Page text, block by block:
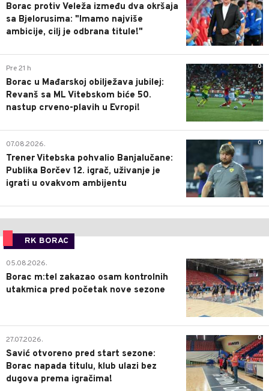
Borac protiv Veleža između dva okršaja
sa Bjelorusima: "Imamo najviše
ambicije, cilj je odbrana titule!"
0
Pre 21 h
Borac u Mađarskoj obilježava jubilej:
Revanš sa ML Vitebskom biće 50.
nastup crveno-plavih u Evropi!
0
07.08.2026.
Trener Vitebska pohvalio Banjalučane:
Publika Borčev 12. igrač, uživanje je
igrati u ovakvom ambijentu
RK BORAC
0
05.08.2026.
Borac m:tel zakazao osam kontrolnih
utakmica pred početak nove sezone
0
27.07.2026.
Savić otvoreno pred start sezone:
Borac napada titulu, klub ulazi bez
dugova prema igračima!